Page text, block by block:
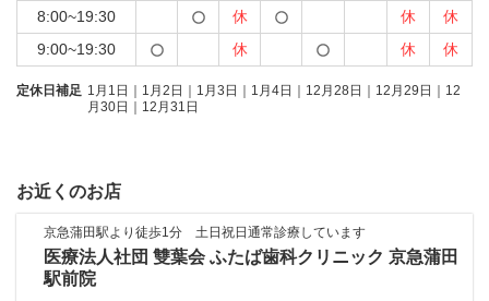
8:00~19:30
休 休
休
9:00~19:30
休 休 休
定休日補足 1月1日｜1月2日｜1月3日｜1月4日｜12月28日｜12月29日｜12
月30日｜12月31日
お近くのお店
京急蒲田駅より徒歩1分 土日祝日通常診療しています
医療法人社団 雙葉会 ふたば歯科クリニック 京急蒲田
駅前院